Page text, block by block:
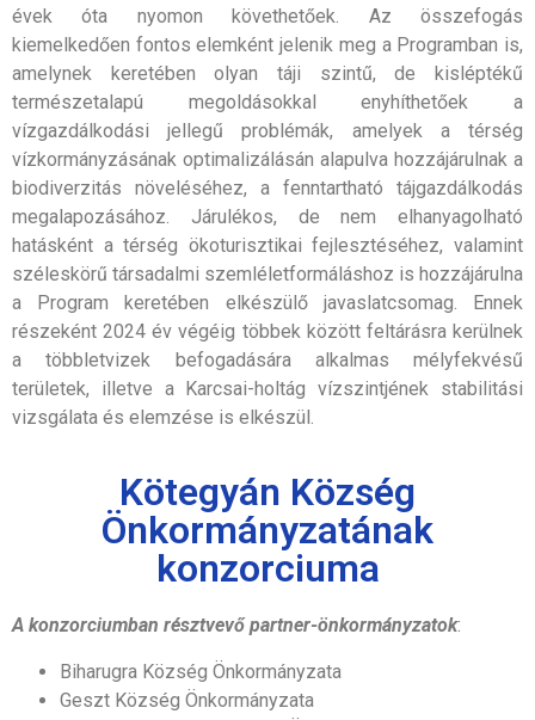
évek óta nyomon követhetőek. Az összefogás
kiemelkedően fontos elemként jelenik meg a Programban is,
amelynek keretében olyan táji szintű, de kisléptékű
természetalapú megoldásokkal enyhíthetőek a
vízgazdálkodási jellegű problémák, amelyek a térség
vízkormányzásának optimalizálásán alapulva hozzájárulnak a
biodiverzitás növeléséhez, a fenntartható tájgazdálkodás
megalapozásához. Járulékos, de nem elhanyagolható
hatásként a térség ökoturisztikai fejlesztéséhez, valamint
széleskörű társadalmi szemléletformáláshoz is hozzájárulna
a Program keretében elkészülő javaslatcsomag. Ennek
részeként 2024 év végéig többek között feltárásra kerülnek
a többletvizek befogadására alkalmas mélyfekvésű
területek, illetve a Karcsai-holtág vízszintjének stabilitási
vizsgálata és elemzése is elkészül.
Kötegyán Község
Önkormányzatának
konzorciuma
A konzorciumban résztvevő partner-önkormányzatok:
Biharugra Község Önkormányzata
Geszt Község Önkormányzata